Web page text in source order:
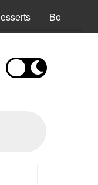
Boissons